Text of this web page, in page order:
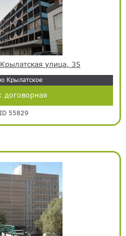
улица, 35
Крылатское
договорная
ID 55829